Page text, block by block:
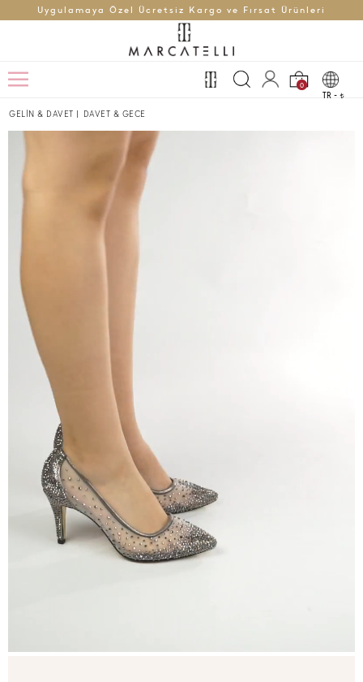
Uygulamaya Özel Ücretsiz Kargo ve Fırsat Ürünleri
0
TR - t
GELİN & DAVET | DAVET & GECE